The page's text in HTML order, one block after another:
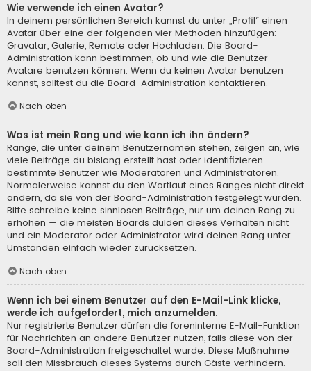
Wie verwende ich einen Avatar?
In deinem persönlichen Bereich kannst du unter „Profil“ einen
Avatar über eine der folgenden vier Methoden hinzufügen:
Gravatar, Galerie, Remote oder Hochladen. Die Board-
Administration kann bestimmen, ob und wie die Benutzer
Avatare benutzen können. Wenn du keinen Avatar benutzen
kannst, solltest du die Board-Administration kontaktieren.
Nach oben
Was ist mein Rang und wie kann ich ihn ändern?
Ränge, die unter deinem Benutzernamen stehen, zeigen an, wie
viele Beiträge du bislang erstellt hast oder identifizieren
bestimmte Benutzer wie Moderatoren und Administratoren.
Normalerweise kannst du den Wortlaut eines Ranges nicht direkt
ändern, da sie von der Board-Administration festgelegt wurden.
Bitte schreibe keine sinnlosen Beiträge, nur um deinen Rang zu
erhöhen — die meisten Boards dulden dieses Verhalten nicht
und ein Moderator oder Administrator wird deinen Rang unter
Umständen einfach wieder zurücksetzen.
Nach oben
Wenn ich bei einem Benutzer auf den E-Mail-Link klicke,
werde ich aufgefordert, mich anzumelden.
Nur registrierte Benutzer dürfen die foreninterne E-Mail-Funktion
für Nachrichten an andere Benutzer nutzen, falls diese von der
Board-Administration freigeschaltet wurde. Diese Maßnahme
soll den Missbrauch dieses Systems durch Gäste verhindern.